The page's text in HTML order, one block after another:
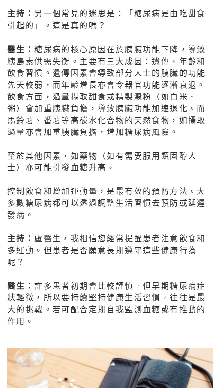
主持： 另一個常見的迷思是：「糖尿病是由吃甜食
引起的」。這是真的嗎？
醫生：糖尿病的核心原因在於胰臟功能下降，導致
胰島素供需失衡。主要有三大成因：遺傳、年齡和
飲食習慣。遺傳因素會導致部分人士的胰臟的功能
先天較弱，而年齡增長亦會令器官功能逐漸衰退。
飲食方面，過量攝取甜食或精製澱粉（如白米、
粥）會加重胰臟負擔，導致胰臟功能加速退化。而
馬鈴薯、番薯等高碳水化合物的天然食物，如攝取
過量亦會加重胰臟負擔，增加糖尿病風險。
至於其他因素，如藥物（如有需要服用類固醇人
士）亦可能引發血糖升高。
控制飲食和增加運動量，是最有效的預防方法。大
多數糖尿病都可以透過調整生活習慣去預防或延遲
發病。
主持： 盧醫生，我相信您經常提醒患者注意飲食和
多運動。但患者是否願意長期遵守這些健康行為
呢？
醫生：許多患者初期會比較謹慎，但早期糖尿病症
狀輕微，所以要持續堅持健康生活習慣，往往是最
大的挑戰。若可配合定期自我監測血糖或有推動的
作用。